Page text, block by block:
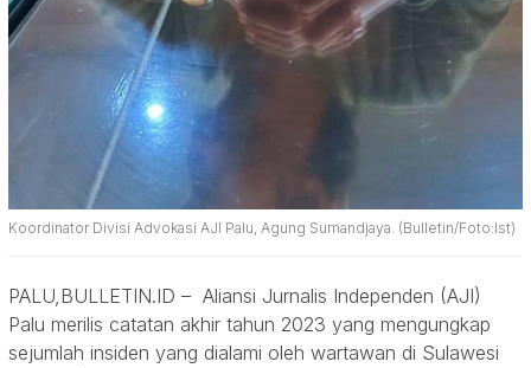
Koordinator Divisi Advokasi AJI Palu, Agung Sumandjaya. (Bulletin/Foto:Ist)
PALU,BULLETIN.ID – Aliansi Jurnalis Independen (AJI)
Palu merilis catatan akhir tahun 2023 yang mengungkap
sejumlah insiden yang dialami oleh wartawan di Sulawesi